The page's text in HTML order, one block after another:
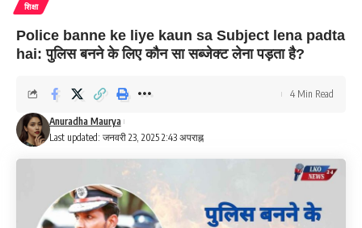
शिक्षा
Police banne ke liye kaun sa Subject lena padta
hai: पुलिस बनने के लिए कौन सा सब्जेक्ट लेना पड़ता है?
Last updated: जनवरी 23, 2025 2:43 अपराह्न
Anuradha Maurya
4 Min Read